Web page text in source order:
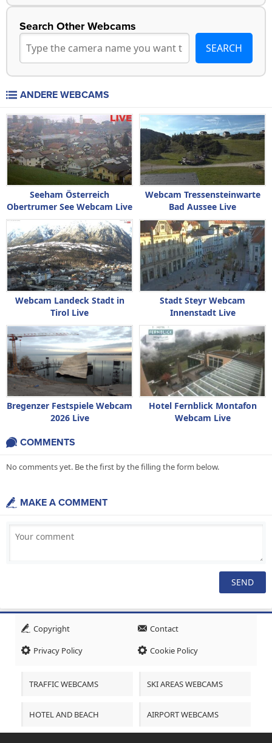
Search Other Webcams
ANDERE WEBCAMS
Seeham Österreich
Obertrumer See Webcam Live
Webcam Tressensteinwarte
Bad Aussee Live
Webcam Landeck Stadt in
Tirol Live
Stadt Steyr Webcam
Innenstadt Live
Bregenzer Festspiele Webcam
2026 Live
Hotel Fernblick Montafon
Webcam Live
COMMENTS
No comments yet. Be the first by the filling the form below.
MAKE A COMMENT
Copyright
Contact
Privacy Policy
Cookie Policy
TRAFFIC WEBCAMS SKI AREAS WEBCAMS
HOTEL AND BEACH AIRPORT WEBCAMS